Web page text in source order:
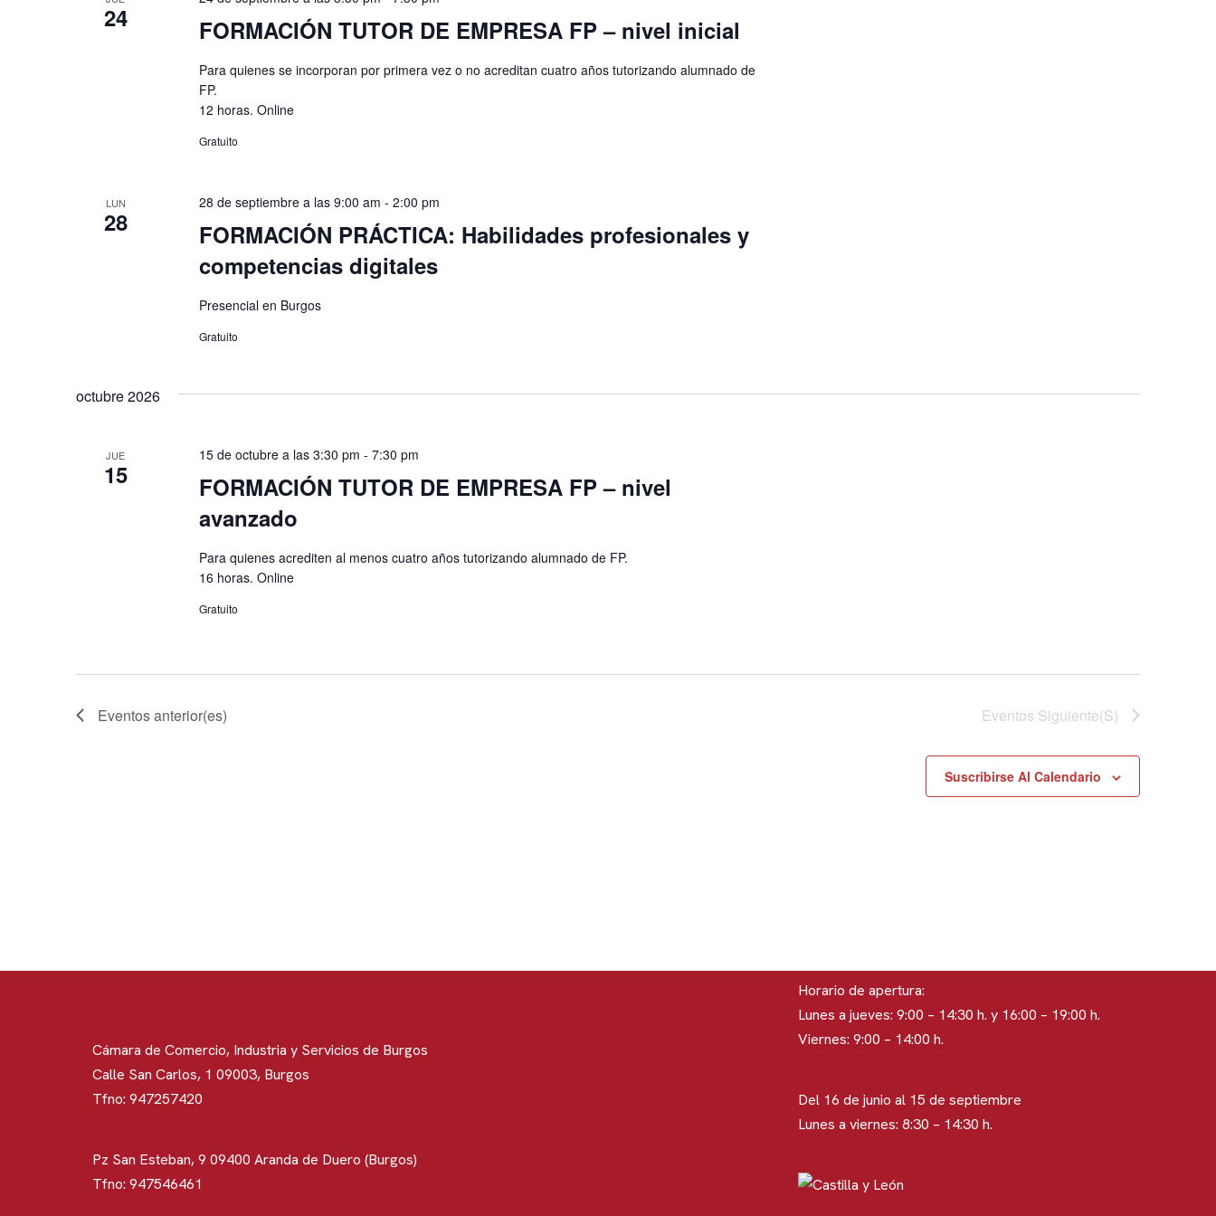
clave.24 FORMACIÓN TUTOR DE EMPRESA FP – nivel inicial
Para quienes se incorporan por primera vez o no acreditan cuatro años tutorizando alumnado de
FP.
12 horas. Online
Gratuito
LUN
28
FORMACIÓN PRÁCTICA: Habilidades profesionales y
competencias digitales
28 de septiembre a las 9:00 am - 2:00 pm
Presencial en Burgos
Gratuito
octubre 2026
JUE
15
FORMACIÓN TUTOR DE EMPRESA FP – nivel
avanzado
15 de octubre a las 3:30 pm - 7:30 pm
Para quienes acrediten al menos cuatro años tutorizando alumnado de FP.
16 horas. Online
Gratuito
Eventosanterior(es) Eventos Siguiente(s)
Suscribirse Al Calendario
Cámara de Comercio, Industria y Servicios de Burgos
Calle San Carlos, 1 09003, Burgos
Tfno: 947257420
Pz San Esteban, 9 09400 Aranda de Duero (Burgos)
Tfno: 947546461
Horario de apertura:
Lunes a jueves: 9:00 – 14:30 h. y 16:00 – 19:00 h.
Viernes: 9:00 – 14:00 h.
Del 16 de junio al 15 de septiembre
Lunes a viernes: 8:30 – 14:30 h.